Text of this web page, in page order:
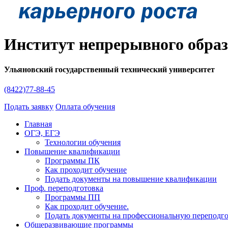
Институт непрерывного
Ульяновский государственный технический университет
(8422)77-88-45
Подать заявку Оплата обучения
Главная
ОГЭ, ЕГЭ
Технологии обучения
Повышение квалификации
Программы ПК
Как проходит обучение
Подать документы на повышение квалификации
Проф. переподготовка
Программы ПП
Как проходит обучение.
Подать документы на профессиональную
Общеразвивающие программы